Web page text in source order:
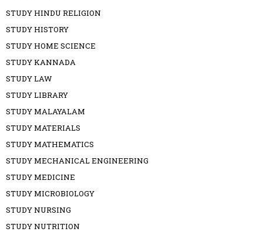
STUDY HINDU RELIGION
STUDY HISTORY
STUDY HOME SCIENCE
STUDY KANNADA
STUDY LAW
STUDY LIBRARY
STUDY MALAYALAM
STUDY MATERIALS
STUDY MATHEMATICS
STUDY MECHANICAL ENGINEERING
STUDY MEDICINE
STUDY MICROBIOLOGY
STUDY NURSING
STUDY NUTRITION